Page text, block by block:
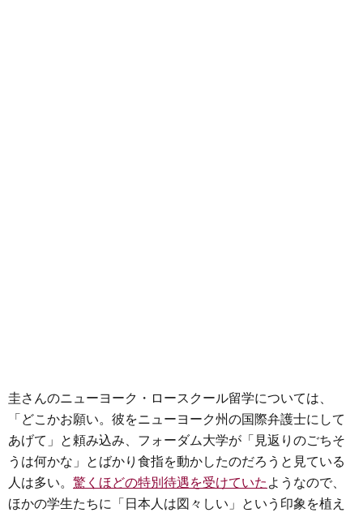
圭さんのニューヨーク・ロースクール留学については、
「どこかお願い。彼をニューヨーク州の国際弁護士にして
あげて」と頼み込み、フォーダム大学が「見返りのごちそ
うは何かな」とばかり食指を動かしたのだろうと見ている
人は多い。 驚くほどの特別待遇を受けていた ようなので、
ほかの学生たちに「日本人は図々しい」という印象を植え